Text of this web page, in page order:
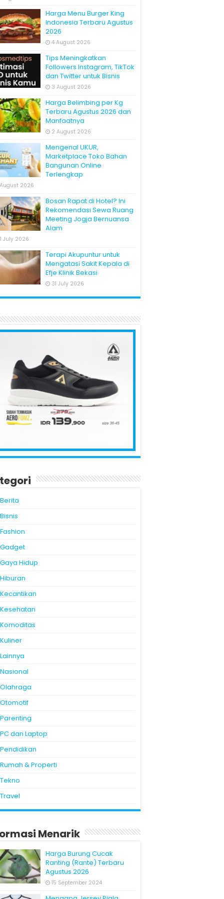
Harga Menu Burger King
Indonesia Terbaru Agustus
2026
4 August 2026
Tips Meningkatkan
Followers Instagram, TikTok
dan Twitter untuk Bisnis
3 August 2026
Harga Belimbing per Kg
Terbaru Agustus 2026 dan
Manfaatnya
2 August 2026
Mengenal UKUR,
Marketplace Toko Bahan
Bangunan Online
Terlengkap
August 2026
Bosan Rapat di Hotel? Ini
Rekomendasi Sewa Ruang
Meeting Jogja Bernuansa
Alam
July 2026
Terapi Akupuntur untuk
Mengatasi Sakit Kepala di
Efje Klinik Bekasi
31 July 2026
Berita
Bisnis
Fashion
Gadget
Gaya Hidup
Hiburan
Kecantikan
Kesehatan
Komoditas
Kuliner
Lainnya
Nasional
Olahraga
Otomotif
Parenting
PC dan Laptop
Pendidikan
Rumah & Properti
Tekno
Travel
Menarik
Harga Burung Cucak
Ranting (Rante) Terbaru
Agustus 2026
15 September 2024